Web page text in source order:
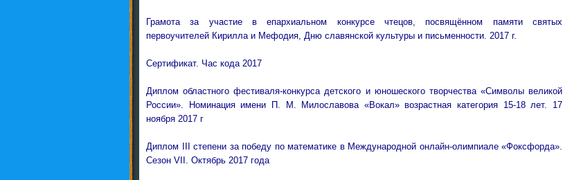
Грамота за участие в епархиальном конкурсе чтецов, посвящённом памяти святых
первоучителей Кирилла и Мефодия, Дню славянской культуры и письменности. 2017 г.
Сертификат. Час кода 2017
Диплом областного фестиваля-конкурса детского и юношеского творчества «Символы великой
России». Номинация имени П. М. Милославова «Вокал» возрастная категория 15-18 лет. 17
ноября 2017 г
Диплом III степени за победу по математике в Международной онлайн-олимпиале «Фоксфорда».
Сезон VII. Октябрь 2017 года